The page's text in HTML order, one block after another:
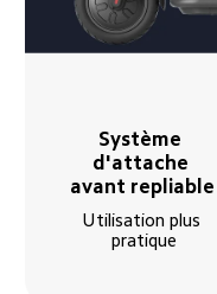
Système
d'attache
avant repliable
Utilisation plus
pratique